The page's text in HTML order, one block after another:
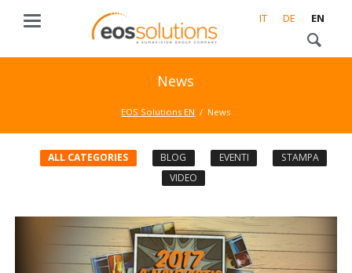
IT DE EN
News
EOS Solutions EN News
ALL CATEGORIES BLOG EVENTI
STAMPA
VIDEO